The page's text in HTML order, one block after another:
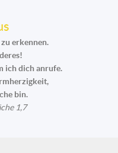
erkennen.
ich dich anrufe.
bin.
1,7